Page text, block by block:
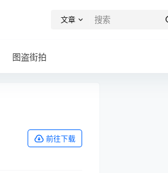
文章
图盗街拍
前往下载